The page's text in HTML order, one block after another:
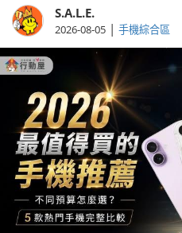
S.A.L.E.
2026-08-05 | 手機綜合區